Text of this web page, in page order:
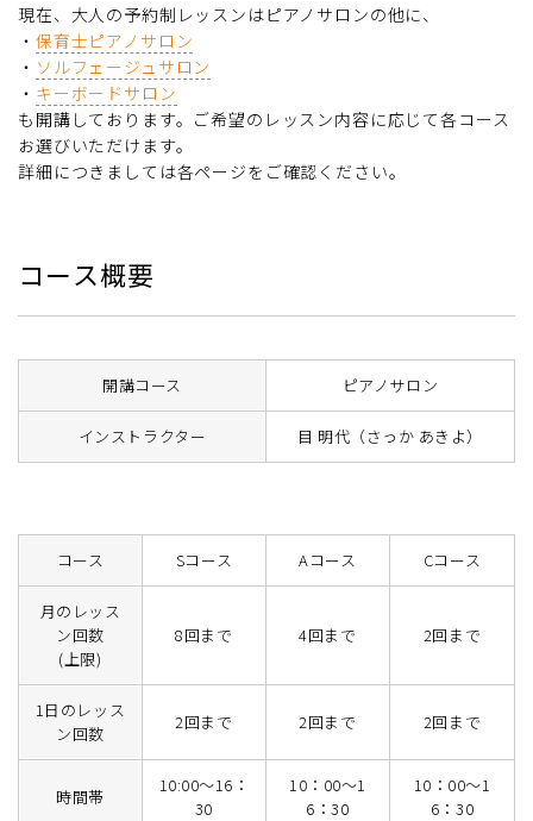
現在、大人の予約制レッスンはピアノサロンの他に、
・ 保育士ピアノサロン
・ ソルフェージュサロン
・ キーボードサロン
も開講しております。ご希望のレッスン内容に応じて各コース
お選びいただけます。
詳細につきましては各ページをご確認ください。
コース概要
開講コース ピアノサロン
インストラクター 目 明代（さっか あきよ）
コース Sコース Aコース Cコース
月のレッス
ン回数
(上限)
8回まで 4回まで 2回まで
1日のレッス
ン回数
2回まで 2回まで 2回まで
時間帯
10:00～16：
30
10：00～1
6：30
10：00～1
6：30